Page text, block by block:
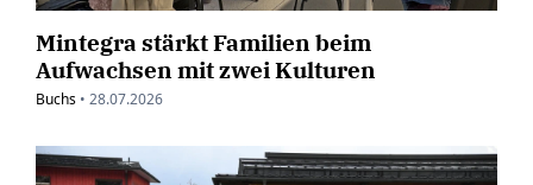
Mintegra stärkt Familien beim
Aufwachsen mit zwei Kulturen
Buchs • 28.07.2026